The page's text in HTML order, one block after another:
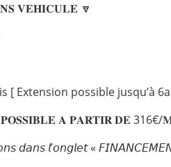
𝐕𝐄𝐇𝐈𝐂𝐔𝐋𝐄 🔽
[ Extension possible jusqu’à
𝐀 𝐏𝐀𝐑𝐓𝐈𝐑 𝐃𝐄 316€/
𝘥𝘢𝘯𝘴 𝘭’𝘰𝘯𝘨𝘭𝘦𝘵 «